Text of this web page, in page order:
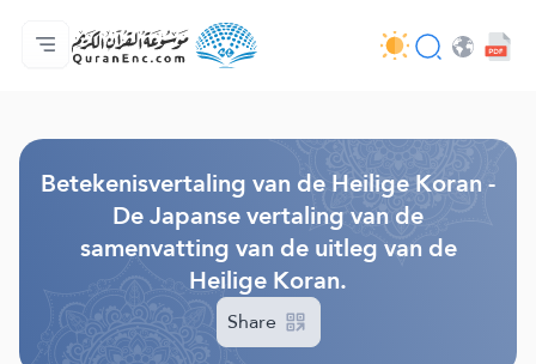
Homepagina
Inhoudsopgave van de vertalingen
Audio
Diensten voor ontwikkelaars - API
Over het project
Contacteer ons
Taal
Betekenisvertaling van de Heilige Koran -
De Japanse vertaling van de
samenvatting van de uitleg van de
Heilige Koran.
Share